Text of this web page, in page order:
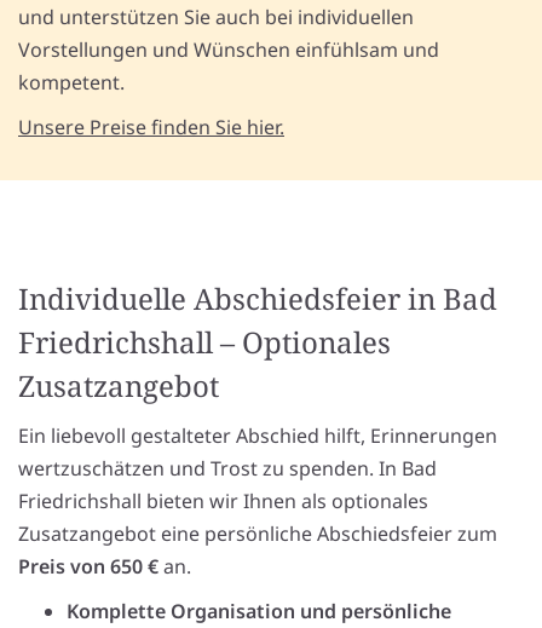
und unterstützen Sie auch bei individuellen
Vorstellungen und Wünschen einfühlsam und
kompetent.
Unsere Preise finden Sie hier.
Individuelle Abschiedsfeier in Bad
Friedrichshall – Optionales
Zusatzangebot
Ein liebevoll gestalteter Abschied hilft, Erinnerungen
wertzuschätzen und Trost zu spenden. In Bad
Friedrichshall bieten wir Ihnen als optionales
Zusatzangebot eine persönliche Abschiedsfeier zum
Preis von 650 €an.
Komplette Organisation und persönliche